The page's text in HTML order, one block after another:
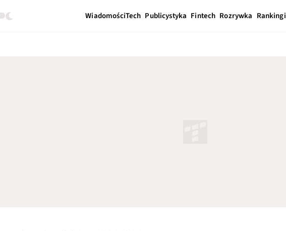
WiadomościTech Publicystyka Fintech Rozrywka Rankingi